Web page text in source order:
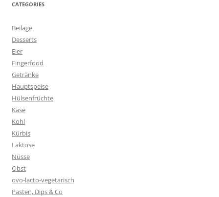
CATEGORIES
Beilage
Desserts
Eier
Fingerfood
Getränke
Hauptspeise
Hülsenfrüchte
Käse
Kohl
Kürbis
Laktose
Nüsse
Obst
ovo-lacto-vegetarisch
Pasten, Dips & Co